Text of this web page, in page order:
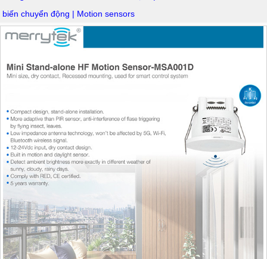
biến chuyển động | Motion sensors